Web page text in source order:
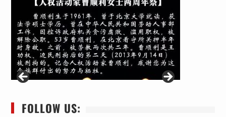
FOLLOW US: